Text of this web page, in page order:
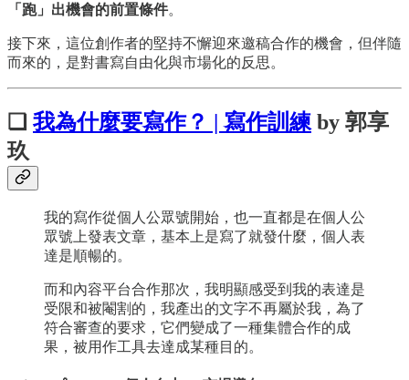
「跑」出機會的前置條件。
接下來，這位創作者的堅持不懈迎來邀稿合作的機會，但伴隨
而來的，是對書寫自由化與市場化的反思。
❏ 我為什麼要寫作？ | 寫作訓練 by 郭享
玖
我的寫作從個人公眾號開始，也一直都是在個人公
眾號上發表文章，基本上是寫了就發什麼，個人表
達是順暢的。
而和內容平台合作那次，我明顯感受到我的表達是
受限和被閹割的，我產出的文字不再屬於我，為了
符合審查的要求，它們變成了一種集體合作的成
果，被用作工具去達成某種目的。